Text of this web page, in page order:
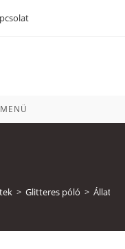
MENÜ
> Glitteres póló > Állatos